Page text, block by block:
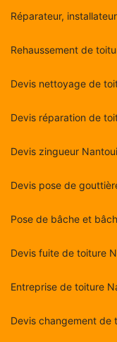
Réparateur,
Rehaussement de
Devis nettoyage de
Devis réparation de
Devis zingueur
Devis pose de
Pose de bâche et
Devis fuite de toiture
Entreprise de toiture
Devis changement de